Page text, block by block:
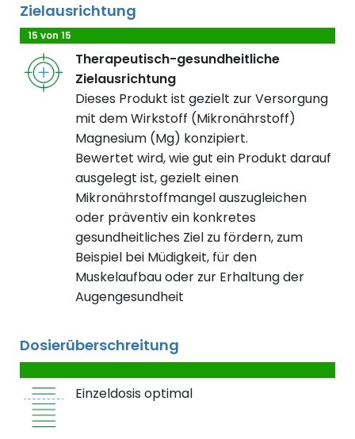
Zielausrichtung
15 von 15
Therapeutisch-gesundheitliche
Zielausrichtung
Dieses Produkt ist gezielt zur Versorgung
mit dem Wirkstoff (Mikronährstoff)
Magnesium (Mg) konzipiert.
Bewertet wird, wie gut ein Produkt darauf
ausgelegt ist, gezielt einen
Mikronährstoffmangel auszugleichen
oder präventiv ein konkretes
gesundheitliches Ziel zu fördern, zum
Beispiel bei Müdigkeit, für den
Muskelaufbau oder zur Erhaltung der
Augengesundheit
Dosierüberschreitung
Einzeldosis optimal